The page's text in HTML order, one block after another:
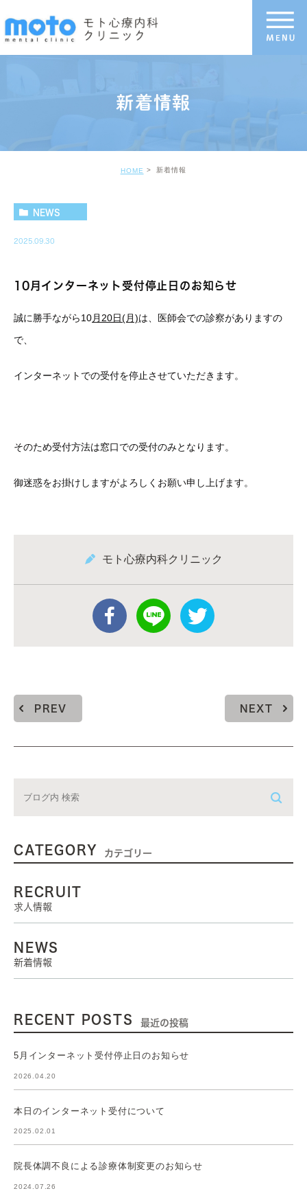
新着情報
HOME 新着情報
NEWS
2025.09.30
10月インターネット受付停止日のお知らせ
誠に勝手ながら10月20日(月)は、医師会での診察がありますの
で、
インターネットでの受付を停止させていただきます。
そのため受付方法は窓口での受付のみとなります。
御迷惑をお掛けしますがよろしくお願い申し上げます。
モト心療内科クリニック
PREV NEXT
CATEGORY カテゴリー
RECRUIT
求人情報
NEWS
新着情報
RECENT POSTS 最近の投稿
5月インターネット受付停止日のお知らせ
2026.04.20
本日のインターネット受付について
2025.02.01
院長体調不良による診療体制変更のお知らせ
2024.07.26